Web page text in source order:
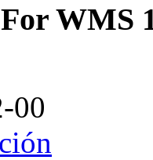
WMS
00